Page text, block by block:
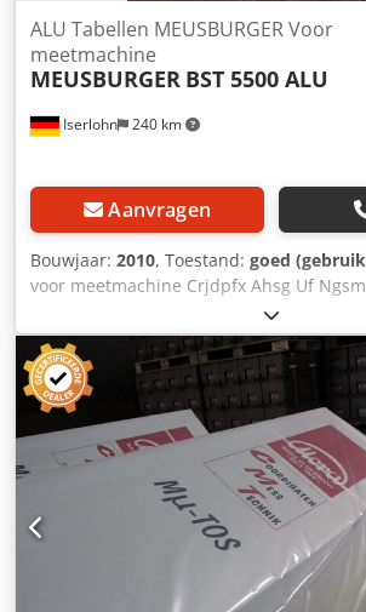
Iserlohn 240 km
ALU Tabellen MEUSBURGER Voor
meetmachine
MEUSBURGER BST 5500 ALU
Aanvragen
Bouwjaar: 2010, Toestand: goed
voor meetmachine Crjdpfx Ahsg Uf
MEUSBURGER Type:BST 5500 Bouwjaar
lengte 5500 mm breedte 1200 mm
goede staat.